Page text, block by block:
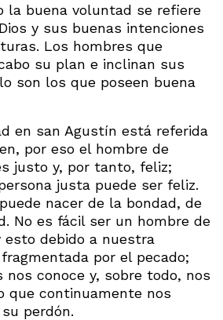
la buena voluntad se refiere
y sus buenas intenciones
Los hombres que
su plan e inclinan sus
son los que poseen buena
en san Agustín está referida
por eso el hombre de
justo y, por tanto, feliz;
justa puede ser feliz.
nacer de la bondad, de
No es fácil ser un hombre de
esto debido a nuestra
por el pecado;
nos conoce y, sobre todo, nos
que continuamente nos
perdón.